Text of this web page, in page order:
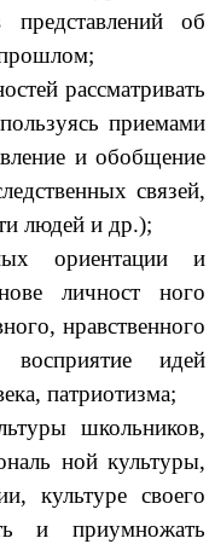
об
рассматривать
приемами
и обобщение
связей,
людей и др.);
ориентации и
личност ного
нравственного
идей
патриотизма;
школьников,
ной культуры,
культуре своего
и приумножать